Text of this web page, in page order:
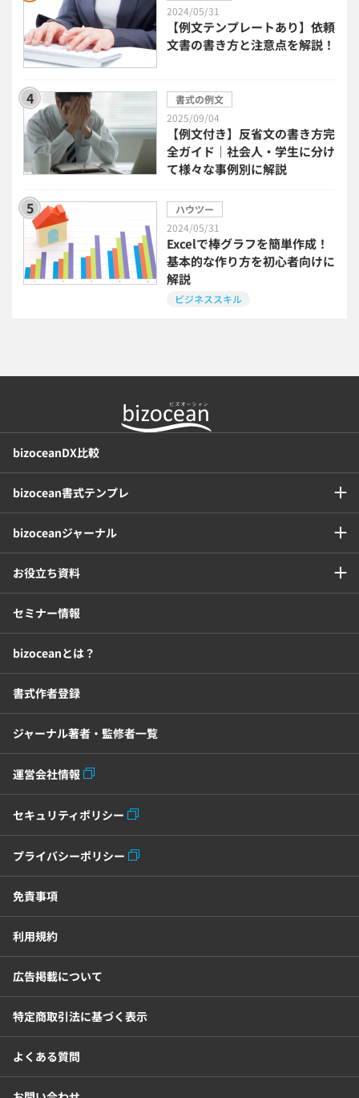
民法改正対応書式テンプレート
bizoceanお勧め動画
タイアップ
ニューノーマル時代における企業のあり方
インボイス制度解説 税制改正
喪中はがき 働き方改革
2024/05/31
【例文テンプレートあり】依頼
文書の書き方と注意点を解説！
書式の例文
2025/09/04
【例文付き】反省文の書き方完
全ガイド｜社会人・学生に分け
て様々な事例別に解説
ハウツー
2024/05/31
Excelで棒グラフを簡単作成！
基本的な作り方を初心者向けに
解説
ビジネススキル
bizoceanDX比較
bizocean書式テンプレ
bizoceanジャーナル
お役立ち資料
セミナー情報
bizoceanとは？
書式作者登録
ジャーナル著者・監修者一覧
運営会社情報
セキュリティポリシー
プライバシーポリシー
免責事項
利用規約
広告掲載について
特定商取引法に基づく表示
よくある質問